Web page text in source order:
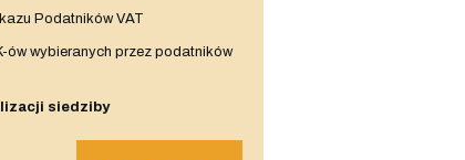
Podatników VAT
ów wybieranych przez podatników
siedziby